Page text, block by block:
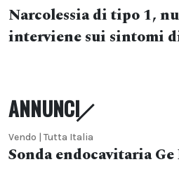
Narcolessia di tipo 1,
interviene sui sintomi
ANNUNCI
Vendo | Tutta Italia
Sonda endocavitaria